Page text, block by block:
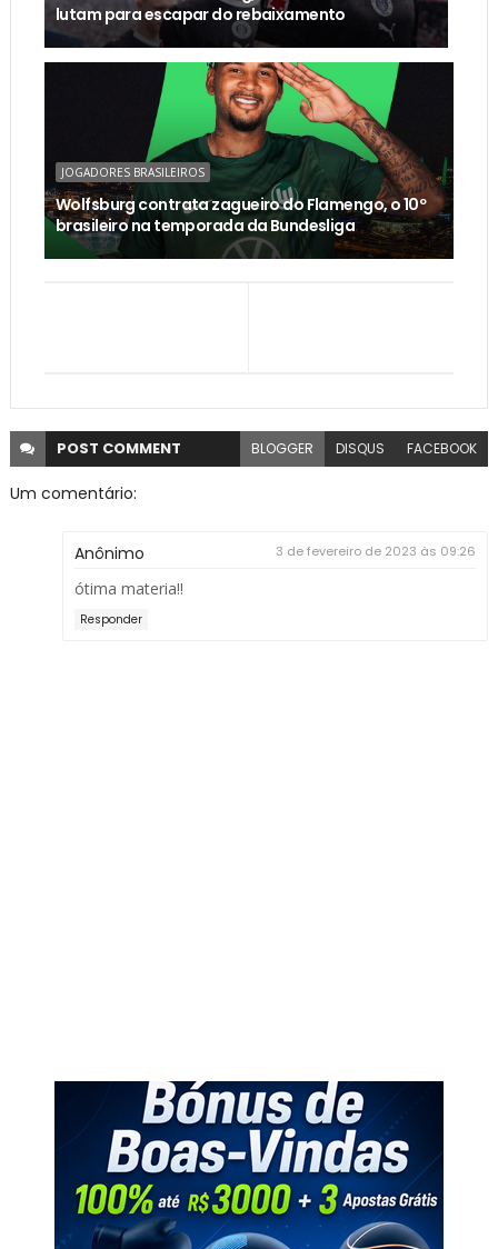
lutam para escapar do rebaixamento
JOGADORES BRASILEIROS
Wolfsburg contrata zagueiro do Flamengo, o 10º
brasileiro na temporada da Bundesliga
POST COMMENT BLOGGER DISQUS FACEBOOK
Um comentário:
Anônimo 3 de fevereiro de 2023 às 09:26
ótima materia!!
Responder